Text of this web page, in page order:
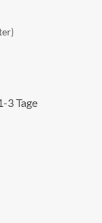
3 Tage